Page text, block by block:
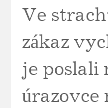
Ve
zákaz
je poslali
úrazovce